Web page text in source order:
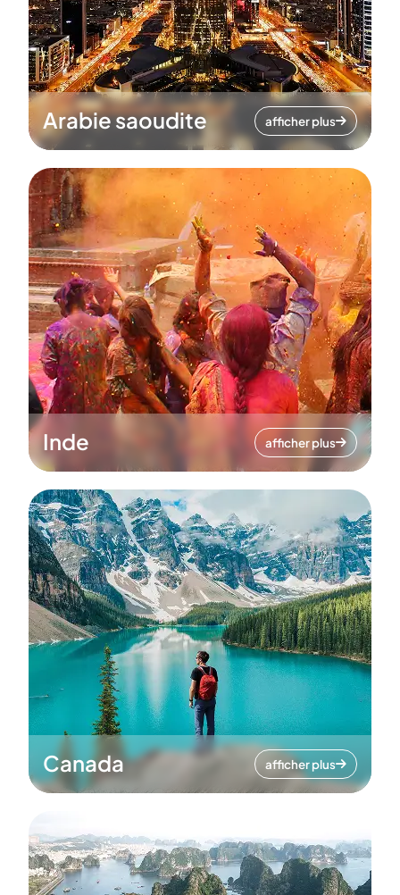
Arabie saoudite afficher plus
Inde afficher plus
Canada afficher plus